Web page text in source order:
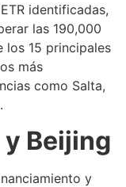
identificadas,
las 190,000
los 15 principales
más
como Salta,
Beijing
y